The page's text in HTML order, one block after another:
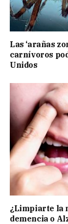
Las ‘arañas
carnívoros
Unidos
¿Limpiarte la
demencia o